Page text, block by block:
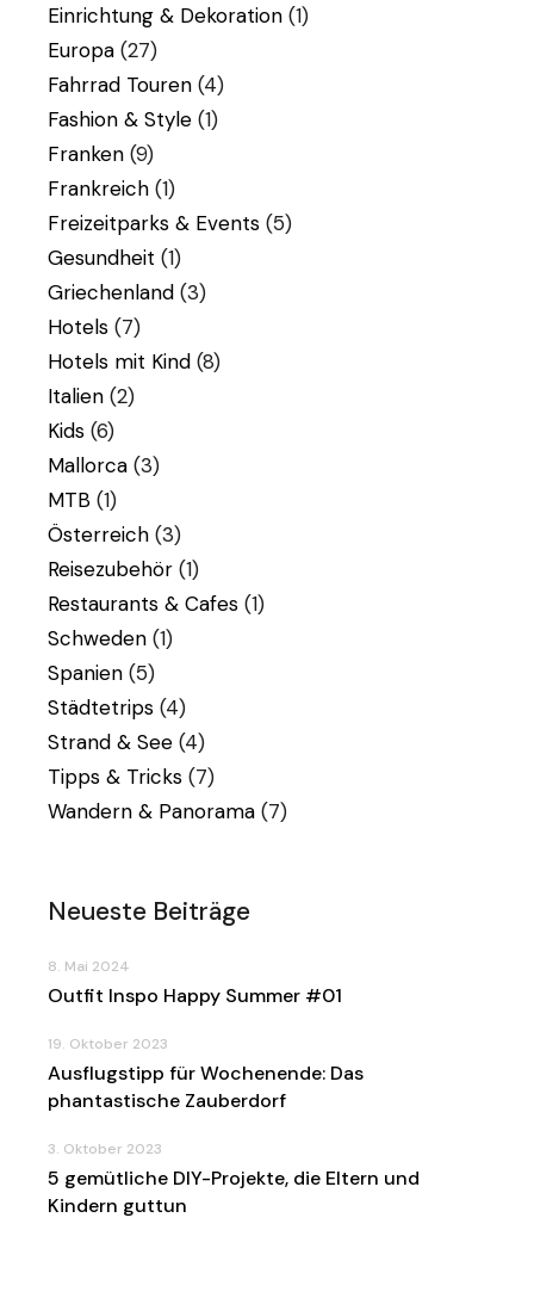
Einrichtung & Dekoration (1)
Europa (27)
Fahrrad Touren (4)
Fashion & Style (1)
Franken (9)
Frankreich (1)
Freizeitparks & Events (5)
Gesundheit (1)
Griechenland (3)
Hotels (7)
Hotels mit Kind (8)
Italien (2)
Kids (6)
Mallorca (3)
MTB (1)
Österreich (3)
Reisezubehör (1)
Restaurants & Cafes (1)
Schweden (1)
Spanien (5)
Städtetrips (4)
Strand & See (4)
Tipps & Tricks (7)
Wandern & Panorama (7)
Neueste Beiträge
Outfit Inspo Happy Summer #01
8. Mai 2024
Ausflugstipp für Wochenende: Das
phantastische Zauberdorf
19. Oktober 2023
5 gemütliche DIY-Projekte, die Eltern und
Kindern guttun
3. Oktober 2023